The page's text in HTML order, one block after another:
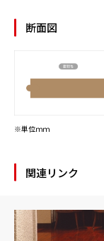
断面図
※単位ｍｍ
関連リンク